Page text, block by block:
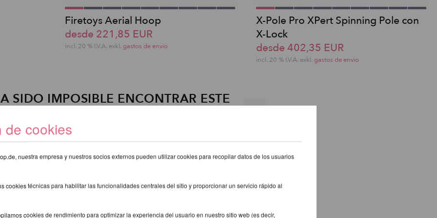
Firetoys Aerial Hoop
desde 221,85 EUR
incl. 20 % I.V.A. exkl. gastos de envio
X-Pole Pro XPert Spinning Pole con
X-Lock
desde 402,35 EUR
incl. 20 % I.V.A. exkl. gastos de envio
SIDO IMPOSIBLE ENCONTRAR ESTE
de cookies
nuestra empresa y nuestros socios externos pueden utilizar cookies para recopilar datos de los usuarios
cookies técnicas para habilitar las funcionalidades centrales del sitio y proporcionar un servicio rápido al
cookies de rendimiento para optimizar la experiencia del usuario en nuestro sitio web (es decir,